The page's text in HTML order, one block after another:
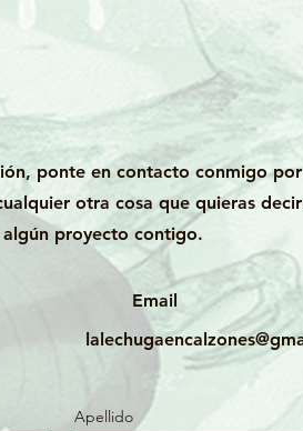
ponte en contacto conmigo
otra cosa que quieras
proyecto contigo.
Email
Apellido